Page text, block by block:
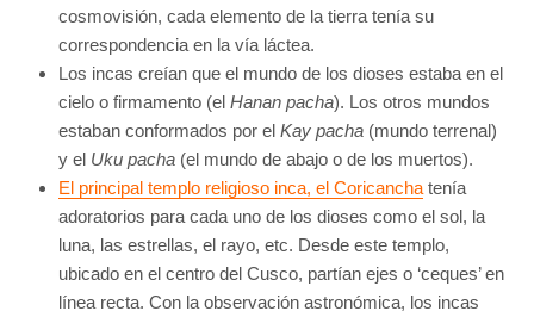
cosmovisión, cada elemento de la tierra tenía su
correspondencia en la vía láctea.
Los incas creían que el mundo de los dioses estaba en el
cielo o firmamento (el Hanan pacha). Los otros mundos
estaban conformados por el Kay pacha(mundo terrenal)
y el Uku pacha(el mundo de abajo o de los muertos).
El principal templo religioso inca, el Coricanchatenía
adoratorios para cada uno de los dioses como el sol, la
luna, las estrellas, el rayo, etc. Desde este templo,
ubicado en el centro del Cusco, partían ejes o ‘ceques’ en
línea recta. Con la observación astronómica, los incas